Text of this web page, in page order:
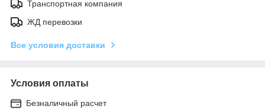
Транспортная компания
ЖД перевозки
Все условия доставки
Условия оплаты
Безналичный расчет